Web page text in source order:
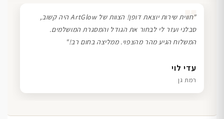
שרון כהן
תל אביב
❞
"חווית שירות יוצאת דופן! הצוות של ArtGlow היה קשוב,
סבלני ועזר לי לבחור את הגודל והמסגרת המושלמים.
המשלוח הגיע מהר מהצפוי. ממליצה בחום רב!"
עדי לוי
רמת גן
דנה גל
חיפה
ליאת ויוסי מ.
הוד השרון